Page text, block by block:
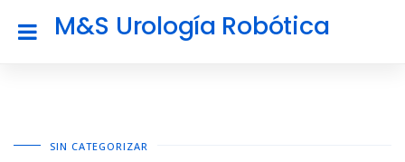
M&S Urología Robótica
SIN CATEGORIZAR